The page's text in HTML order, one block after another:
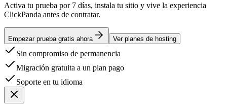
Activa tu prueba por 7 días, instala tu sitio y vive la experiencia
ClickPanda antes de contratar.
Empezar prueba gratis ahora Ver planes de hosting
Sin compromiso de permanencia
Migración gratuita a un plan pago
Soporte en tu idioma